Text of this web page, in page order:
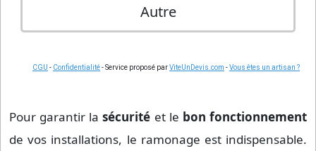
Autre
CGU - Confidentialité- Service proposé parViteUnDevis.com -Vous êtes un artisan ?
Pour garantir lasécurité et le bon fonctionnement
de vos installations, le ramonage est indispensable.